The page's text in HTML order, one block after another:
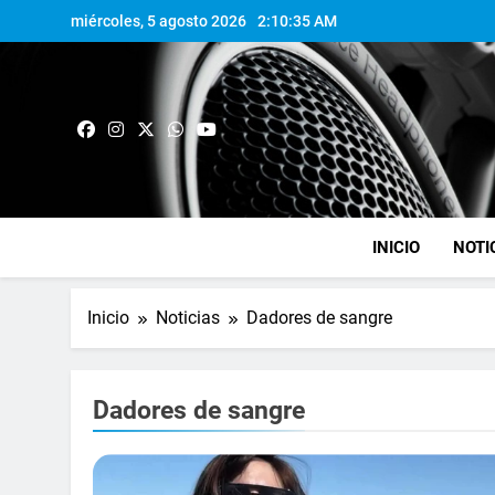
miércoles, 5 agosto 2026 2:10:35 AM
INICIO
Inicio Noticias Dadores de sangre
Dadores de sangre